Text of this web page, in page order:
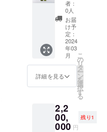
定日よ
りも遅
延いた
します)
※20歳
未満の
者によ
る飲酒
は法令
で禁止
歳未満
の方は
このリ
KISSA
KI(赤)メ
ロー 6
本 ・
漁師は
歌う(赤)
カベル
ネ・
ソー
ヴィ
ン 6本
・漁
師は歌
下さ
い。
【内
容】
・オ
リジナ
ルラベ
ルワイ
ン 100
本 ・
ラベル
ン費
・ラ
ベル版
作 (白
のみ) 銚
子葡萄
酒醸造
所が醸
造した
ワイン
にお客
様オリ
ジナル
のラベ
成しま
す。 会
社での
者：
0人
お届
け予
定：
2024
年03
月
詳細を見る
こ
の
リ
タ
ー
ン
を
選
択
す
る
2,2
00,
000 円
残り1